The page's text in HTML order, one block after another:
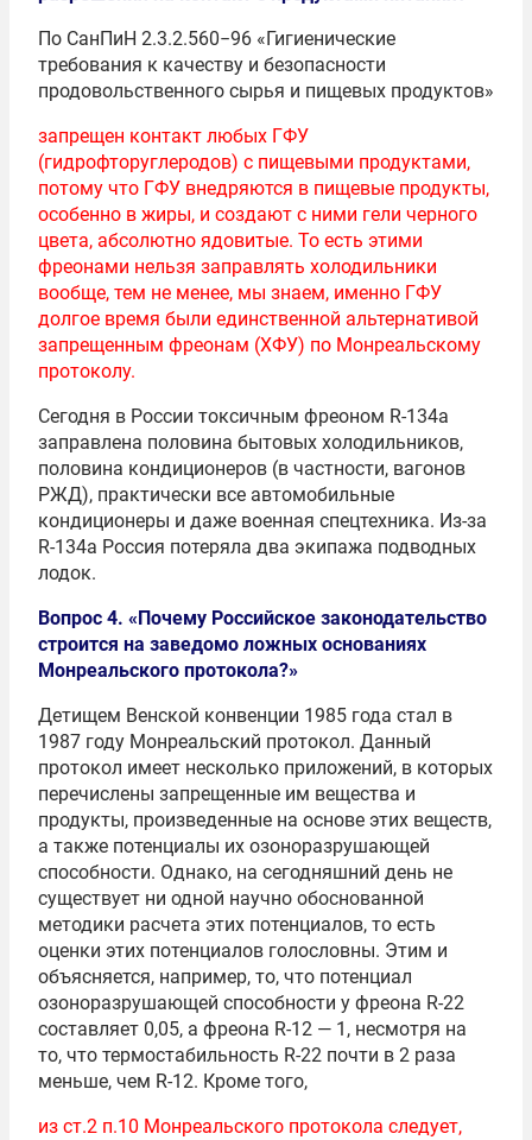
По СанПиН 2.3.2.560−96 «Гигиенические
требования к качеству и безопасности
продовольственного сырья и пищевых продуктов»
запрещен контакт любых ГФУ
(гидрофторуглеродов) с пищевыми продуктами,
потому что ГФУ внедряются в пищевые продукты,
особенно в жиры, и создают с ними гели черного
цвета, абсолютно ядовитые. То есть этими
фреонами нельзя заправлять холодильники
вообще, тем не менее, мы знаем, именно ГФУ
долгое время были единственной альтернативой
запрещенным фреонам (ХФУ) по Монреальскому
протоколу.
Сегодня в России токсичным фреоном R-134a
заправлена половина бытовых холодильников,
половина кондиционеров (в частности, вагонов
РЖД), практически все автомобильные
кондиционеры и даже военная спецтехника. Из-за
R-134а Россия потеряла два экипажа подводных
лодок.
Вопрос 4. «Почему Российское законодательство
строится на заведомо ложных основаниях
Монреальского протокола?»
Детищем Венской конвенции 1985 года стал в
1987 году Монреальский протокол. Данный
протокол имеет несколько приложений, в которых
перечислены запрещенные им вещества и
продукты, произведенные на основе этих веществ,
а также потенциалы их озоноразрушающей
способности. Однако, на сегодняшний день не
существует ни одной научно обоснованной
методики расчета этих потенциалов, то есть
оценки этих потенциалов голословны. Этим и
объясняется, например, то, что потенциал
озоноразрушающей способности у фреона R-22
составляет 0,05, а фреона R-12 — 1, несмотря на
то, что термостабильность R-22 почти в 2 раза
меньше, чем R-12. Кроме того,
из ст.2 п.10 Монреальского протокола следует,